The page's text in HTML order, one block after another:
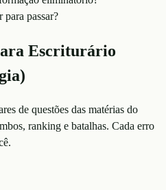
passar?
Escriturário
de questões das matérias do
ranking e batalhas. Cada erro